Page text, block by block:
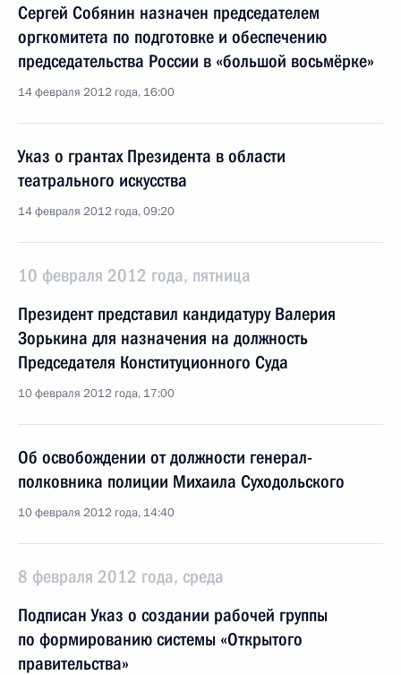
Сергей Собянин назначен председателем
оргкомитета по подготовке и обеспечению
председательства России в «большой восьмёрке»
14 февраля 2012 года, 16:00
Указ о грантах Президента в области
театрального искусства
14 февраля 2012 года, 09:20
10 февраля 2012 года, пятница
Президент представил кандидатуру Валерия
Зорькина для назначения на должность
Председателя Конституционного Суда
10 февраля 2012 года, 17:00
Об освобождении от должности генерал-
полковника полиции Михаила Суходольского
10 февраля 2012 года, 14:40
8 февраля 2012 года, среда
Подписан Указ о создании рабочей группы
по формированию системы «Открытого
правительства»